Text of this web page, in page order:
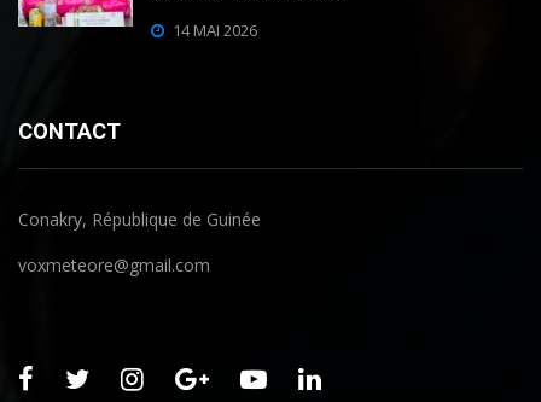
14 MAI 2026
CONTACT
Conakry, République de Guinée
voxmeteore@gmail.com